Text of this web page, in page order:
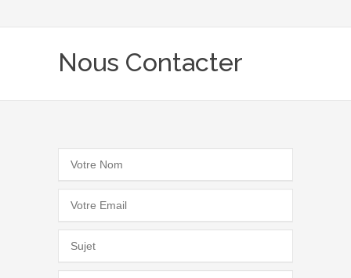
Nous Contacter